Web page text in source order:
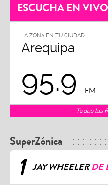
ESCUCHA EN VIVO
LA ZONA EN TU CIUDAD
Arequipa
95.9 FM
Todas las
SuperZónica
1 JAY WHEELERDE